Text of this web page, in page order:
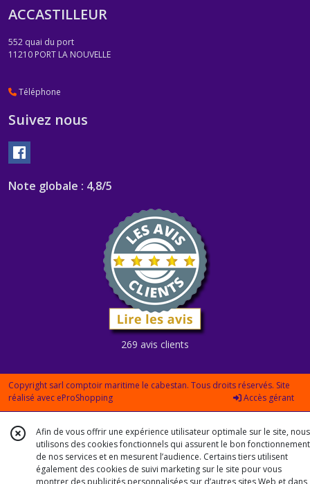
ACCASTILLEUR
552 quai du port
11210 PORT LA NOUVELLE
Téléphone
Suivez nous
Note globale : 4,8/5
269 avis clients
Copyright sarl comptoir maritime le cabestan. Tous droits réservés. Site
réalisé avec eProShopping Accès gérant
Afin de vous offrir une expérience utilisateur optimale sur le site, nous
utilisons des cookies fonctionnels qui assurent le bon fonctionnement
de nos services et en mesurent l’audience. Certains tiers utilisent
également des cookies de suivi marketing sur le site pour vous
montrer des publicités personnalisées sur d’autres sites Web et dans